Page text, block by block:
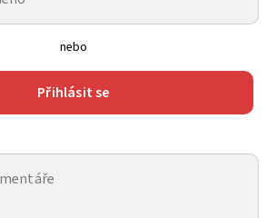
nebo
Přihlásit se